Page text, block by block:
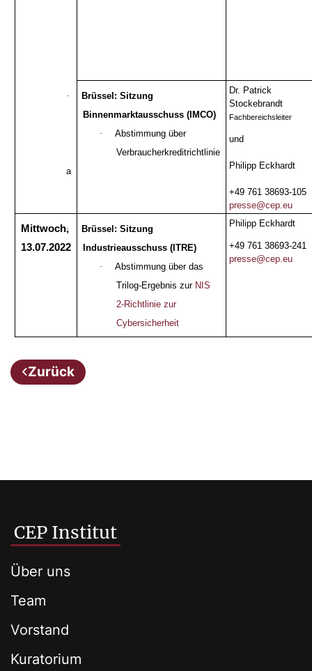
·
Brüssel: Sitzung
Binnenmarktausschuss (IMCO)
·
Abstimmung über
Verbraucherkreditrichtlinie
a
Dr. Patrick
Stockebrandt
Fachbereichsleiter
und
Philipp Eckhardt
+49 761 38693-105
presse@cep.eu
Mittwoch,
13.07.2022
·
Brüssel: Sitzung
Industrieausschuss (ITRE)
·
Abstimmung über das
Trilog-Ergebnis zur NIS
2-Richtlinie zur
Cybersicherheit
Philipp Eckhardt
+49 761 38693-241
presse@cep.eu
Zurück
CEP Institut
Über uns
Team
Vorstand
Kuratorium